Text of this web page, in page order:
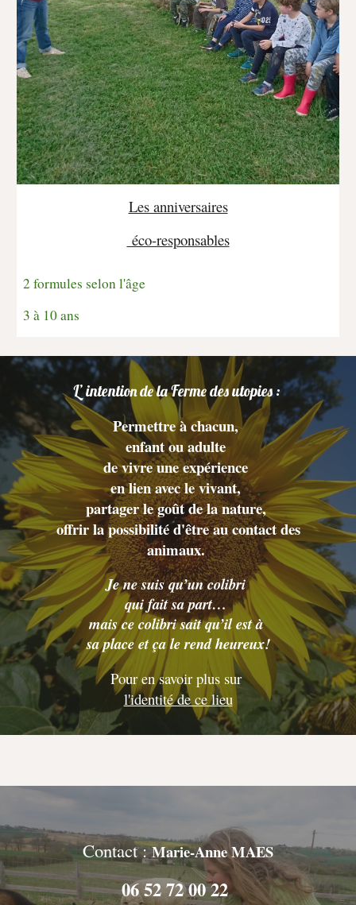
Les anniversaires
éco-responsables
2 formules selon l'âge
3 à 10 ans
L’ intention de la Ferme des utopies :
Permettre à chacun,
enfant ou adulte
de vivre une expérience
en lien avec le vivant,
partager le goût de la nature,
offrir la possibilité d'être au contact des
animaux.
Je ne suis qu’un colibri
qui fait sa part…
mais ce colibri sait qu’il est à
sa place et ça le rend heureux!
Pour en savoir plus sur
l'identité de ce lieu
Contact : Marie-Anne MAES
06 52 72 00 22